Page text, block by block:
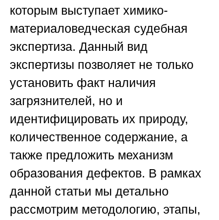
которым выступает химико-
материаловедческая судебная
экспертиза. Данный вид
экспертизы позволяет не только
установить факт наличия
загрязнителей, но и
идентифицировать их природу,
количественное содержание, а
также предложить механизм
образования дефектов. В рамках
данной статьи мы детально
рассмотрим методологию, этапы,